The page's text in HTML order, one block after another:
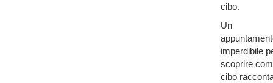
cibo.
Un
imperdibile
scoprire
cibo